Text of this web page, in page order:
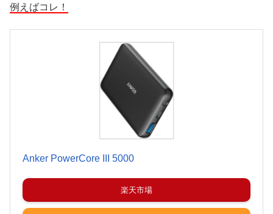
例えばコレ！
Anker PowerCore III 5000
楽天市場